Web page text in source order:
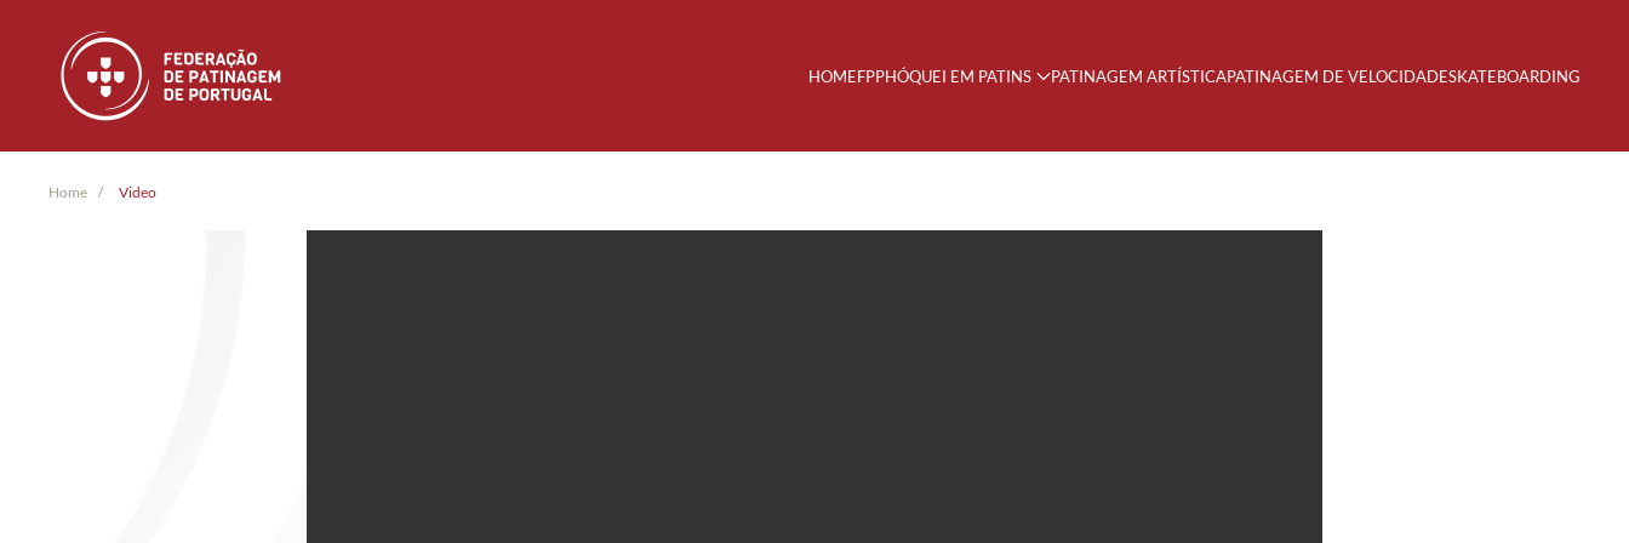
Skip to main content HOMEFPPHÓQUEI EM PATINS PATINAGEM ARTÍSTICAPATINAGEM DE VELOCIDADESKATEBOARDING
Home Video